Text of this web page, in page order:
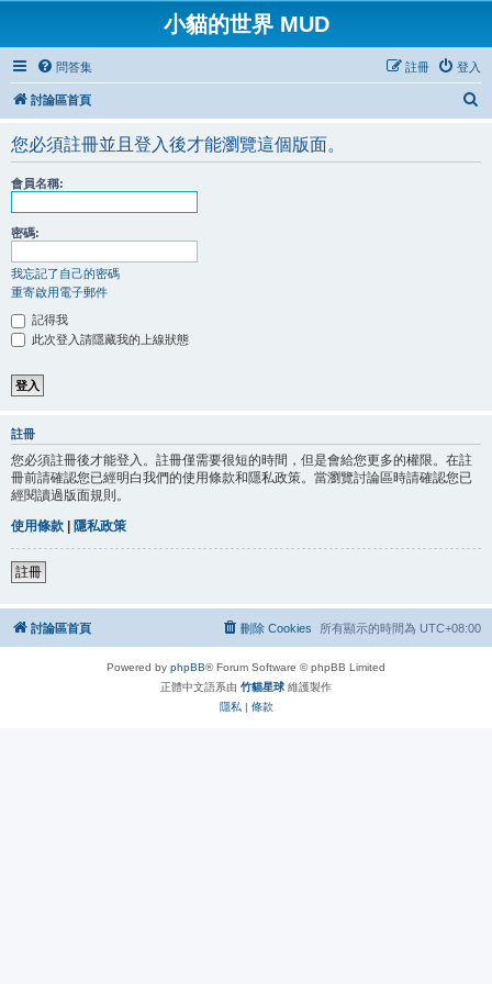
小貓的世界 MUD
問答集 登入
註冊
討論區首頁
您必須註冊並且登入後才能瀏覽這個版面。
會員名稱:
密碼:
我忘記了自己的密碼
重寄啟用電子郵件
記得我
此次登入請隱藏我的上線狀態
註冊
您必須註冊後才能登入。註冊僅需要很短的時間，但是會給您更多的權限。在註
冊前請確認您已經明白我們的使用條款和隱私政策。當瀏覽討論區時請確認您已
經閱讀過版面規則。
使用條款 | 隱私政策
註冊
討論區首頁 所有顯示的時間為 UTC+08:00
刪除 Cookies
Powered by phpBB® Forum Software © phpBB Limited
正體中文語系由 竹貓星球 維護製作
隱私 | 條款